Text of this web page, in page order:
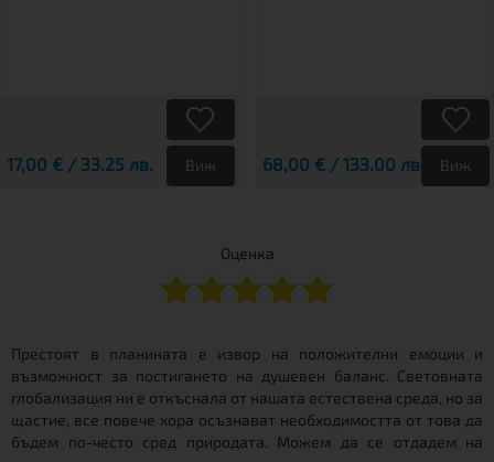
17,00 € / 33.25 лв. Виж 68,00 € / 133.00 лв. Виж
Оценка
Престоят в планината е извор на положителни емоции и
възможност за постигането на душевен баланс. Световната
глобализация ни е откъснала от нашата естествена среда, но за
щастие, все повече хора осъзнават необходимостта от това да
бъдем по-често сред природата. Можем да се отдадем на